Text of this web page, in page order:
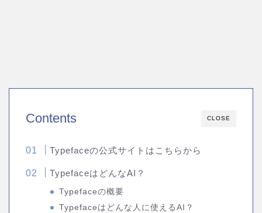
CLOSE
Contents
Typefaceの公式サイトはこちらから
TypefaceはどんなAI？
Typefaceの概要
Typefaceはどんな人に使えるAI？